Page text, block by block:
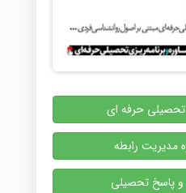
حرفه ای
مدیریت رابطه
پاسخ تحصیلی